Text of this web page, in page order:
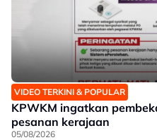
VIDEO TERKINI & POPULAR
KPWKM ingatkan
pesanan kerajaan
05/08/2026